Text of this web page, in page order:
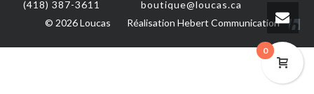
(418) 387-3611
boutique@loucas.ca
© 2026 Loucas
Réalisation Hebert Communication
0